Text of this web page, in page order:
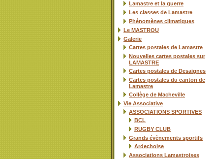
Lamastre et la guerre
Les classes de Lamastre
Phénomènes climatiques
Le MASTROU
Galerie
Cartes postales de Lamastre
Nouvelles cartes postales sur
LAMASTRE
Cartes postales de Desaignes
Cartes postales du canton de
Lamastre
Collège de Macheville
Vie Associative
ASSOCIATIONS SPORTIVES
BCL
RUGBY CLUB
Grands évènements sportifs
Ardechoise
Associations Lamastroises